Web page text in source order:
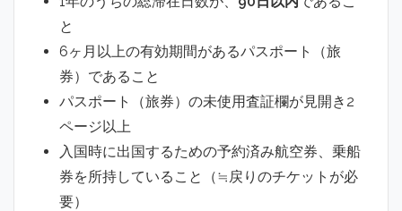
と
6ヶ月以上の有効期間があるパスポート（旅
券）であること
パスポート（旅券）の未使用査証欄が見開き2
ページ以上
入国時に出国するための予約済み航空券、乗船
券を所持していること（≒戻りのチケットが必
要）